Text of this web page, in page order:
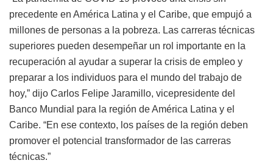
precedente en América Latina y el Caribe, que empujó a
millones de personas a la pobreza. Las carreras técnicas
superiores pueden desempeñar un rol importante en la
recuperación al ayudar a superar la crisis de empleo y
preparar a los individuos para el mundo del trabajo de
hoy,” dijo Carlos Felipe Jaramillo, vicepresidente del
Banco Mundial para la región de América Latina y el
Caribe. “En ese contexto, los países de la región deben
promover el potencial transformador de las carreras
técnicas.”